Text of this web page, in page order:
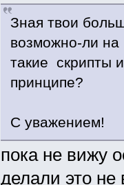
Зная твои
возможно-ли на
такие скрипты
принципе?
С уважением!
пока не вижу
делали это